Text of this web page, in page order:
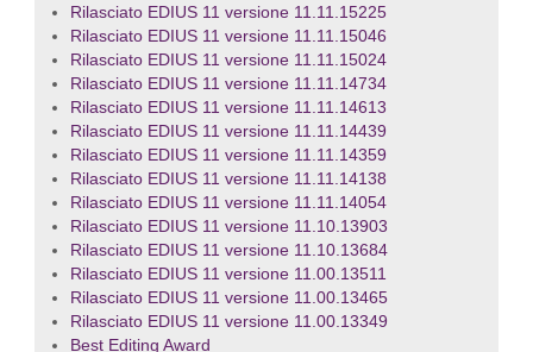
Rilasciato EDIUS 11 versione 11.11.15225
Rilasciato EDIUS 11 versione 11.11.15046
Rilasciato EDIUS 11 versione 11.11.15024
Rilasciato EDIUS 11 versione 11.11.14734
Rilasciato EDIUS 11 versione 11.11.14613
Rilasciato EDIUS 11 versione 11.11.14439
Rilasciato EDIUS 11 versione 11.11.14359
Rilasciato EDIUS 11 versione 11.11.14138
Rilasciato EDIUS 11 versione 11.11.14054
Rilasciato EDIUS 11 versione 11.10.13903
Rilasciato EDIUS 11 versione 11.10.13684
Rilasciato EDIUS 11 versione 11.00.13511
Rilasciato EDIUS 11 versione 11.00.13465
Rilasciato EDIUS 11 versione 11.00.13349
Best Editing Award